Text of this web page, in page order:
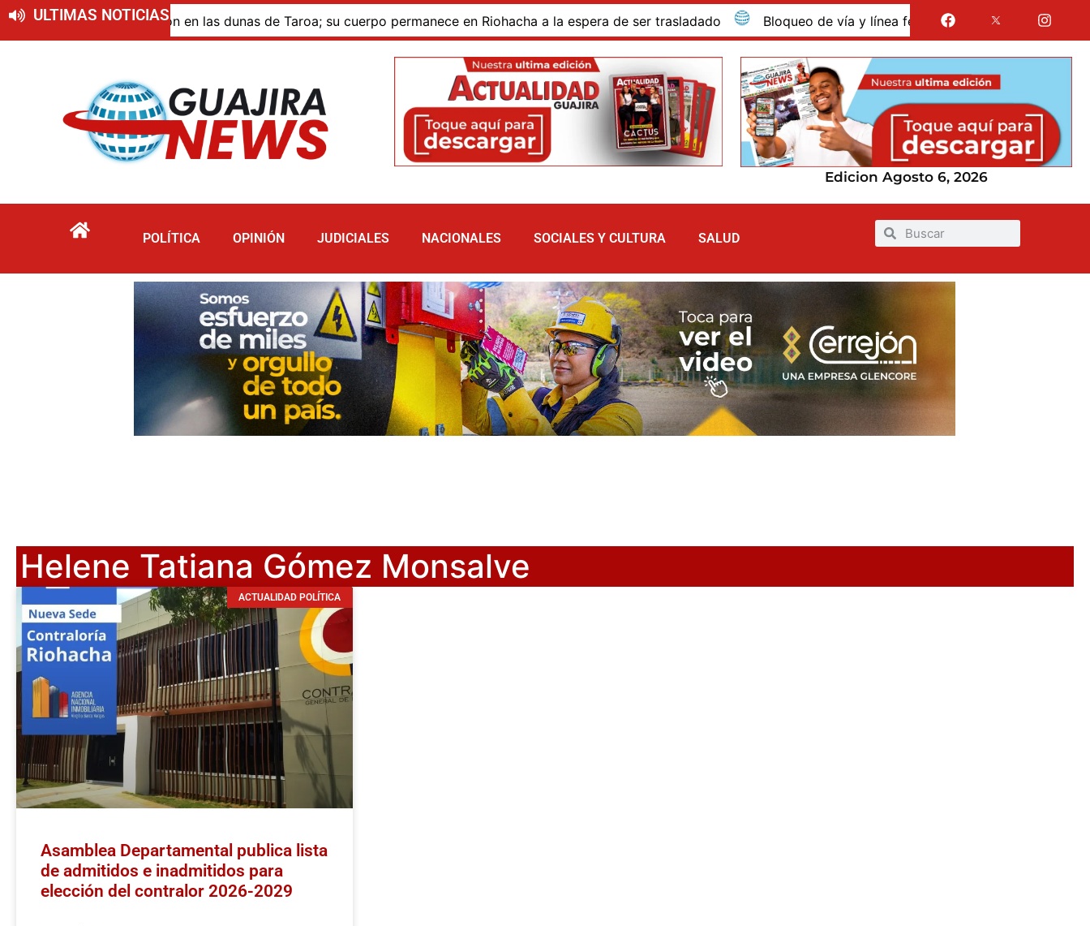
ULTIMAS NOTICIAS
por inmersión en las dunas de Taroa; su cuerpo permanece en Riohacha a la espera de ser trasladado Bloqueo de vía y línea férrea en Albania por presunto
Edicion Agosto 6, 2026
POLÍTICA OPINIÓN JUDICIALES NACIONALES SOCIALES Y CULTURA SALUD
Helene Tatiana Gómez Monsalve
ACTUALIDAD POLÍTICA
Asamblea Departamental publica lista
de admitidos e inadmitidos para
elección del contralor 2026-2029